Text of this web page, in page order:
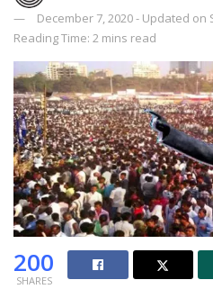
December 7, 2020 - Updated on
Reading Time: 2 mins read
200
SHARES